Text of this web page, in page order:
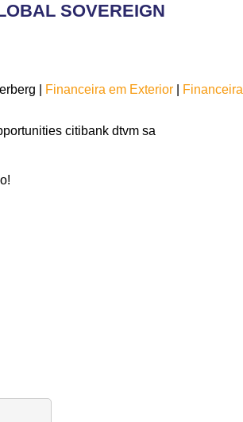
SOVEREIGN
| Financeira em Exterior
Financeira
citibank dtvm sa